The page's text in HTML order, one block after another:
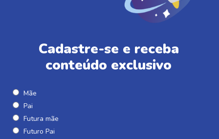
Cadastre-se e receba
conteúdo exclusivo
Mãe
Pai
Futura mãe
Futuro Pai